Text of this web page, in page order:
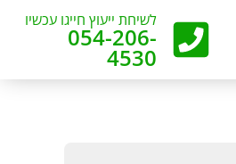
לשיחת ייעוץ חייגו עכשיו
054-206-
4530